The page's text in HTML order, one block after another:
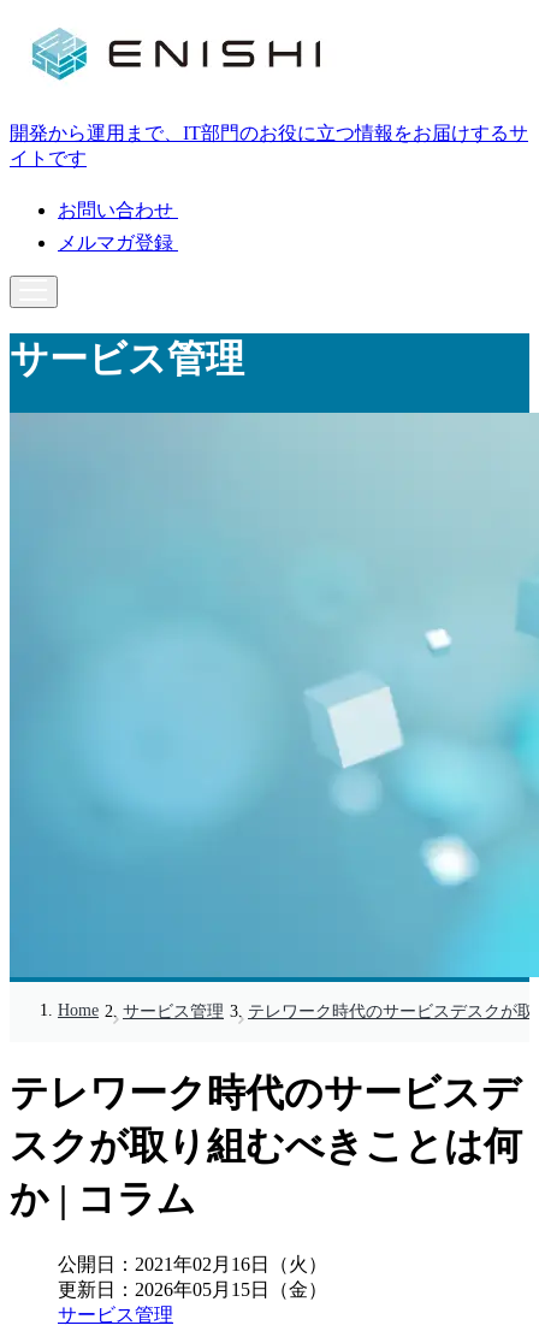
開発から運用まで、IT部門のお役に立つ情報をお届けするサ
イトです
お問い合わせ
メルマガ登録
サービス管理
Home サービス管理 テレワーク時代のサービスデスクが
テレワーク時代のサービスデ
スクが取り組むべきことは何
か | コラム
公開日： 2021年02月16日（火）
更新日： 2026年05月15日（金）
サービス管理